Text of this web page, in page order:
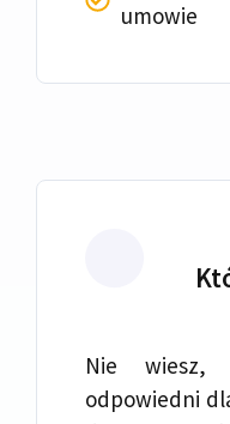
umowie
Nie wiesz,
odpowiedni